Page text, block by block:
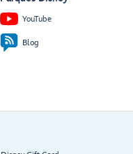
YouTube
Blog